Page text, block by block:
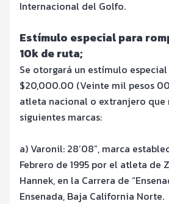
Internacional del Golfo.
Estímulo especial para
10k de ruta;
Se otorgará un estímulo
$20,000.00 (Veinte mil pesos
atleta nacional o extranjero que
siguientes marcas:
a) Varonil: 28’08”, marca
Febrero de 1995 por el atleta de
Hannek, en la Carrera de “
Ensenada, Baja California Norte.